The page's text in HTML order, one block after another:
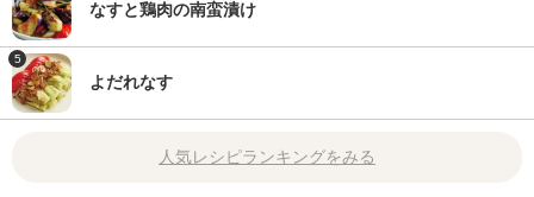
なすと鶏肉の南蛮漬け
5
よだれなす
人気レシピランキングをみる